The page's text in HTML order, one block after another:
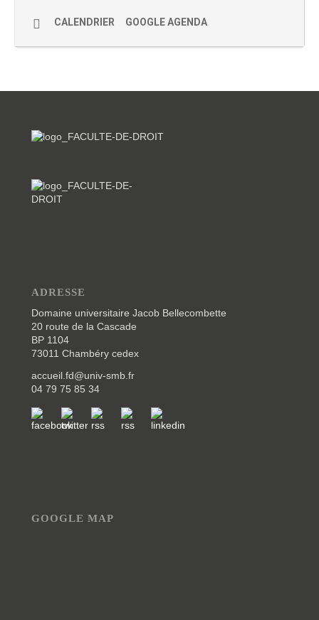
CALENDRIER GOOGLE AGENDA
ADRESSE
Domaine universitaire Jacob Bellecombette
20 route de la Cascade
BP 1104
73011 Chambéry cedex
accueil.fd@univ-smb.fr
04 79 75 85 34
GOOGLE MAP